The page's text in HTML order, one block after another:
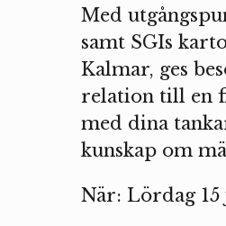
Med
samt SGIs
Kalmar, ges
relation till en
med dina
kunskap om
När: Lördag 15